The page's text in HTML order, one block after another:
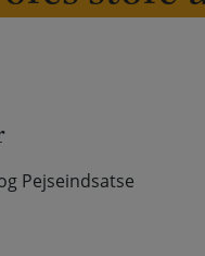
Pejseindsatse